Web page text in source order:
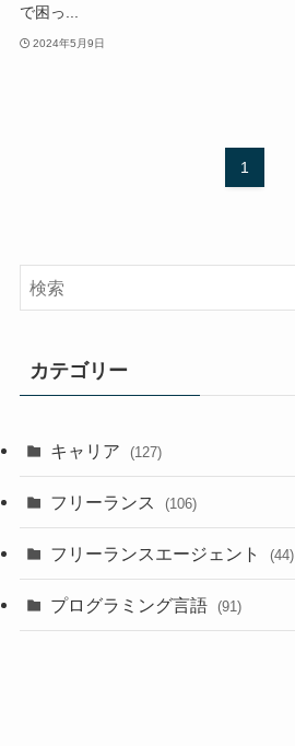
で困っ...
2024年5月9日
1
カテゴリー
キャリア (127)
フリーランス (106)
フリーランスエージェント (44)
プログラミング言語 (91)